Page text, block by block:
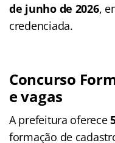
de junho de 2026,
credenciada.
Concurso
e vagas
A prefeitura oferece
formação de